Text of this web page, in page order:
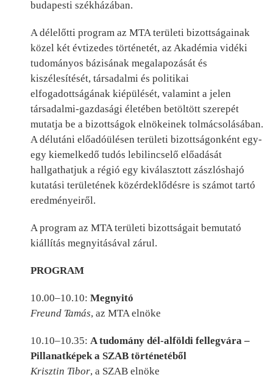
budapesti székházában.
A délelőtti program az MTA területi bizottságainak
közel két évtizedes történetét, az Akadémia vidéki
tudományos bázisának megalapozását és
kiszélesítését, társadalmi és politikai
elfogadottságának kiépülését, valamint a jelen
társadalmi-gazdasági életében betöltött szerepét
mutatja be a bizottságok elnökeinek tolmácsolásában.
A délutáni előadóülésen területi bizottságonként egy-
egy kiemelkedő tudós lebilincselő előadását
hallgathatjuk a régió egy kiválasztott zászlóshajó
kutatási területének közérdeklődésre is számot tartó
eredményeiről.
A program az MTA területi bizottságait bemutató
kiállítás megnyitásával zárul.
PROGRAM
10.00–10.10: Megnyitó
Freund Tamás, az MTA elnöke
10.10–10.35: A tudomány dél-alföldi fellegvára –
Pillanatképek a SZAB történetéből
Krisztin Tibor, a SZAB elnöke